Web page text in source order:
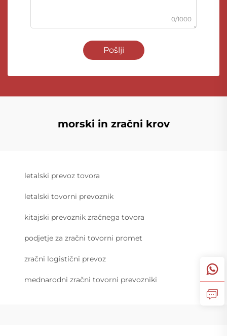
0/1000
Pošlji
morski in zračni krov
letalski prevoz tovora
letalski tovorni prevoznik
kitajski prevoznik zračnega tovora
podjetje za zračni tovorni promet
zračni logistični prevoz
mednarodni zračni tovorni prevozniki